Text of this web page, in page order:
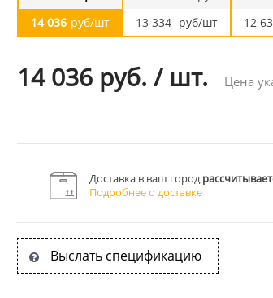
14 036 руб/шт
13 334 руб/шт
12
14 036 руб. / шт. Цена
Доставка в ваш город
Подробнее о доставке
Выслать спецификацию